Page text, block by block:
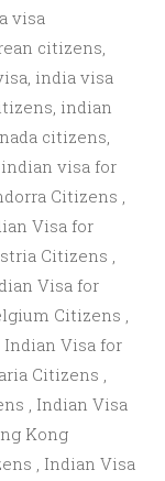
visa
citizens,
india visa
indian
citizens,
visa for
Citizens ,
Visa for
Citizens ,
Visa for
Citizens ,
Indian Visa for
Citizens ,
, Indian Visa
Kong
, Indian Visa